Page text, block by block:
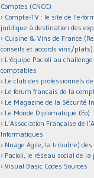
Comptes (CNCC)
Compta-TV : le site de l'e-
juridique à destination des
Cuisine & Vins de France
conseils et accords vins/plats)
L'équipe Pacioli au
comptables
Le club des professionnels
Le forum français de la
Le Magazine de la Sécurité
Le Monde Diplomatique (Eo)
L’Association Française de
Informatiques
Nuage Agile, la tribu(ne)
Pacioli, le réseau social de la
Visual Basic Codes Sources